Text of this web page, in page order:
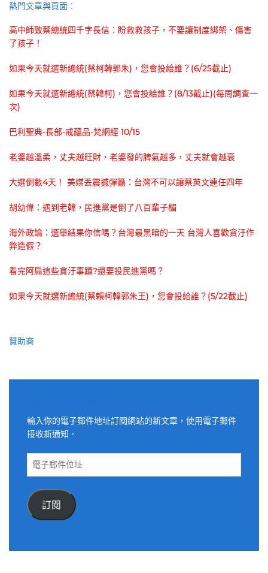
熱門文章與頁面︰
高中師致蔡總統四千字長信：盼救救孩子，不要讓制度綁架、傷害
了孩子！
如果今天就選新總統(蔡柯韓郭朱)，您會投給誰？(6/25截止)
如果今天就選新總統(蔡韓柯)，您會投給誰？(8/13截止)(每周調查一
次)
巴利聖典-長部-戒蘊品-梵網經 10/15
老婆越溫柔，丈夫越旺財，老婆發的脾氣越多，丈夫就會越衰
大選倒數4天！ 美媒丟震撼彈籲：台灣不可以讓蔡英文連任四年
胡幼偉：遇到老韓，民進黨是倒了八百輩子楣
海外政論：選舉結果你信嗎？台灣最黑暗的一天 台灣人喜歡貪汙作
弊造假？
看完阿扁這些貪汙事蹟?還要投民進黨嗎？
如果今天就選新總統(蔡賴柯韓郭朱王)，您會投給誰？(5/22截止)
贊助商
輸入你的電子郵件地址訂閱網站的新文章，使用電子郵件
接收新通知。
電
件
位
訂閱